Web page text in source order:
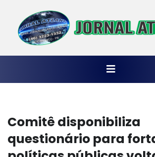
Comitê disponibiliza
questionário para